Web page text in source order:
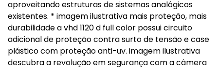
aproveitando estruturas de sistemas analógicos
existentes. * imagem ilustrativa mais proteção, mais
durabilidade a vhd 1120 d full color possui circuito
adicional de proteção contra surto de tensão e case
plástico com proteção anti-uv. imagem ilustrativa
descubra a revolução em segurança com a câmera